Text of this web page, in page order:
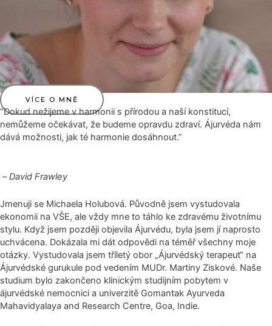
VÍCE O MNĚ
“Dokud nežijeme v harmonii s přírodou a naší konstitucí,
nemůžeme očekávat, že budeme opravdu zdraví. Ájurvéda nám
dává možnosti, jak té harmonie dosáhnout.”
–David Frawley
Jmenuji se Michaela Holubová. Původně jsem vystudovala
ekonomii na VŠE, ale vždy mne to táhlo ke zdravému životnímu
stylu. Když jsem později objevila Ájurvédu, byla jsem jí naprosto
uchvácena. Dokázala mi dát odpovědi na téměř všechny moje
otázky. Vystudovala jsem tříletý obor „Ájurvédský terapeut“ na
Ájurvédské gurukule pod vedením MUDr. Martiny Ziskové. Naše
studium bylo zakončeno klinickým studijním pobytem v
ájurvédské nemocnici a univerzitě Gomantak Ayurveda
Mahavidyalaya and Research Centre, Goa, Indie.